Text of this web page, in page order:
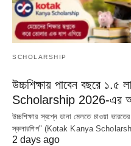
SCHOLARSHIP
উচ্চশিক্ষায় পাবেন বছরে
Scholarship 2026-এর
উচ্চশিক্ষার স্বপ্নে ডানা মেলতে চাওয়া
স্কলারশিপ" (Kotak Kanya
2 days ago